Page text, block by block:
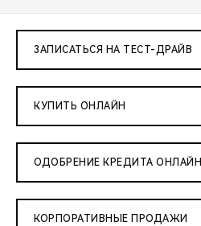
ЗАПИСАТЬСЯ НА ТЕСТ-ДРАЙВ
КУПИТЬ ОНЛАЙН
ОДОБРЕНИЕ КРЕДИТА ОНЛАЙН
КОРПОРАТИВНЫЕ ПРОДАЖИ